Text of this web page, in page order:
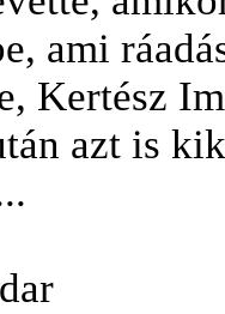
ami
Kertész
azt is